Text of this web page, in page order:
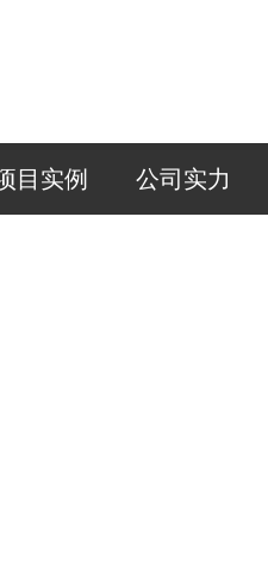
目实例 公司实力